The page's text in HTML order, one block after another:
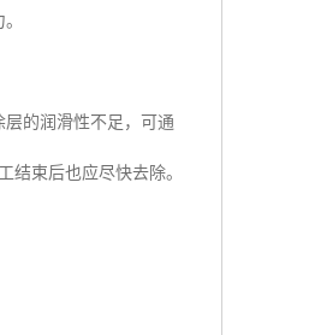
的润滑性不足，可通
结束后也应尽快去除。